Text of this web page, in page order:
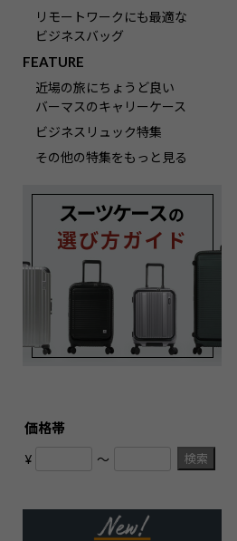
リモートワークにも最適な
ビジネスバッグ
FEATURE
近場の旅にちょうど良い
バーマスのキャリーケース
ビジネスリュック特集
その他の特集をもっと見る
価格帯
¥ 〜 検索